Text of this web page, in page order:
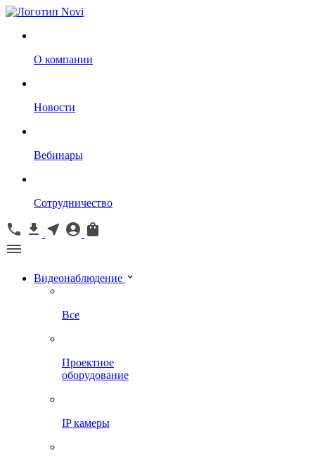
О компании
Новости
Вебинары
Сотрудничество
Видеонаблюдение
Все
Проектное
оборудование
IP камеры